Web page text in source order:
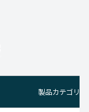
製品カテゴリ